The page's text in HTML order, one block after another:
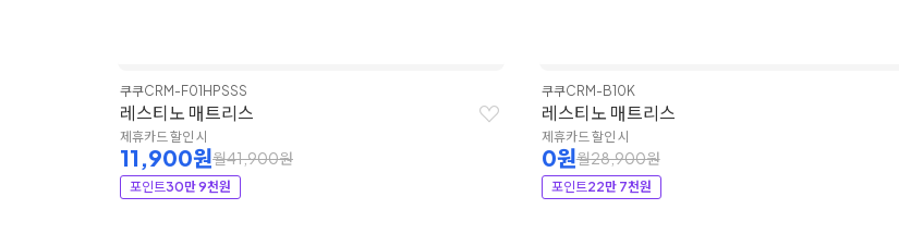
쿠쿠CRM-F01HPSSS
레스티노 매트리스
제휴카드 할인 시
11,900원월41,900원
포인트30만 9천원
쿠쿠CRM-B10K
레스티노 매트리스
제휴카드 할인 시
0원월28,900원
포인트22만 7천원